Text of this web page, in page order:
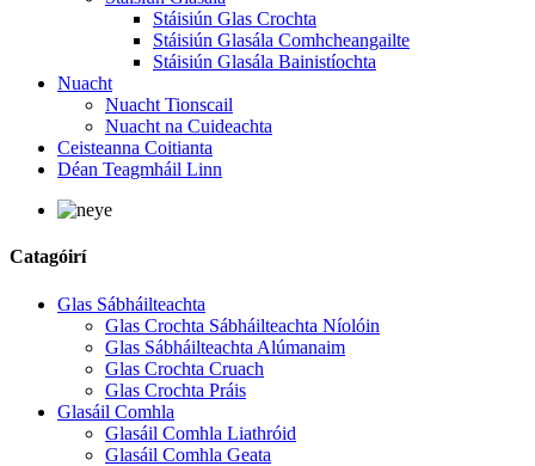
Stáisiún Glas Crochta
Stáisiún Glasála Comhcheangailte
Stáisiún Glasála Bainistíochta
Nuacht
Nuacht Tionscail
Nuacht na Cuideachta
Ceisteanna Coitianta
Déan Teagmháil Linn
Catagóirí
Glas Sábháilteachta
Glas Crochta Sábháilteachta Níolóin
Glas Sábháilteachta Alúmanaim
Glas Crochta Cruach
Glas Crochta Práis
Glasáil Comhla
Glasáil Comhla Liathróid
Glasáil Comhla Geata